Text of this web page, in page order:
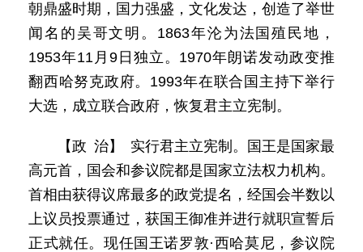
朝鼎盛时期，国力强盛，文化发达，创造了举世
闻名的吴哥文明。1863年沦为法国殖民地，
1953年11月9日独立。1970年朗诺发动政变推
翻西哈努克政府。1993年在联合国主持下举行
大选，成立联合政府，恢复君主立宪制。
【政 治】 实行君主立宪制。国王是国家最
高元首，国会和参议院都是国家立法权力机构。
首相由获得议席最多的政党提名，经国会半数以
上议员投票通过，获国王御准并进行就职宣誓后
正式就任。现任国王诺罗敦·西哈莫尼，参议院